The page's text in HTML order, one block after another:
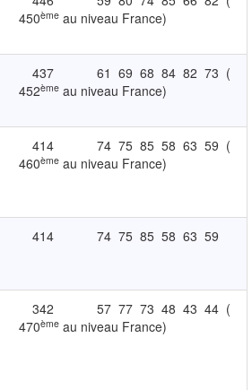
450èmeau niveau France)
437 61 69 68 84 82 73 (
452èmeau niveau France)
414 74 75 85 58 63 59 (
460èmeau niveau France)
414 74 75 85 58 63 59
342 57 77 73 48 43 44 (
470èmeau niveau France)